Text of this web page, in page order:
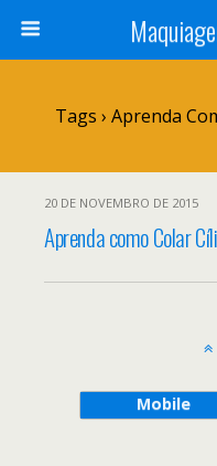
Tags › Aprenda
20 DE NOVEMBRO DE 2015
Aprenda como Colar
Mobile